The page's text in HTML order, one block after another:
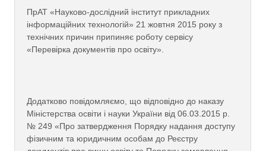
ПрАТ «Науково-дослідний інститут прикладних
інформаційних технологій» 21 жовтня 2015 року з
технічних причин припиняє роботу сервісу
«Перевірка документів про освіту».
Додатково повідомляємо, що відповідно до наказу
Міністерства освіти і науки України від 06.03.2015 р.
№ 249 «Про затвердження Порядку надання доступу
фізичним та юридичним особам до Реєстру